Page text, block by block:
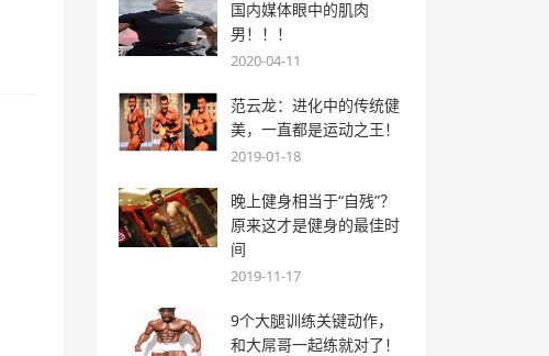
国内媒体眼中的肌肉
男！！！
2020-04-11
范云龙：进化中的传统健
美，一直都是运动之王！
2019-01-18
晚上健身相当于“自残”？
原来这才是健身的最佳时
间
2019-11-17
9个大腿训练关键动作，
和大屌哥一起练就对了！